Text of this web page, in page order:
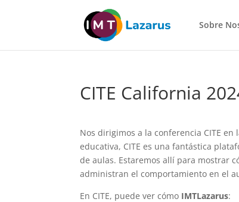
Sobre
CITE California
Nos dirigimos a la conferencia CITE
educativa, CITE es una fantástica
de aulas. Estaremos allí para mostrar
administran el comportamiento en el
En CITE, puede ver cómo IMTLazarus: